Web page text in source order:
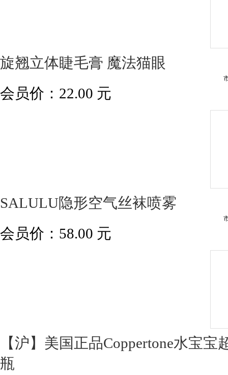
旋翘立体睫毛膏 魔法猫眼
会员价： 22.00 元
SALULU隐形空气丝袜喷雾
会员价： 58.00 元
【沪】美国正品Coppertone水宝
瓶